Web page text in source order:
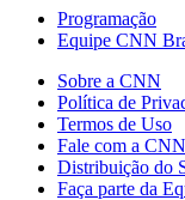
Programação
Equipe CNN
Sobre a CNN
Política de
Termos de Uso
Fale com a CNN
Distribuição do
Faça parte da